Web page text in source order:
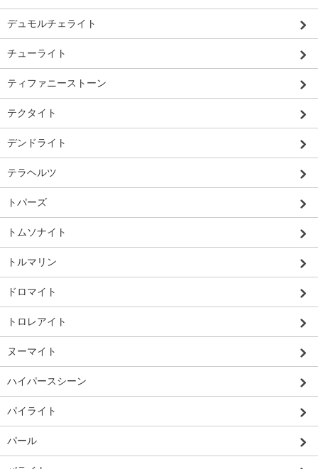
デュモルチェライト
チューライト
ティファニーストーン
テクタイト
デンドライト
テラヘルツ
トパーズ
トムソナイト
トルマリン
ドロマイト
トロレアイト
ヌーマイト
ハイパースシーン
パイライト
パール